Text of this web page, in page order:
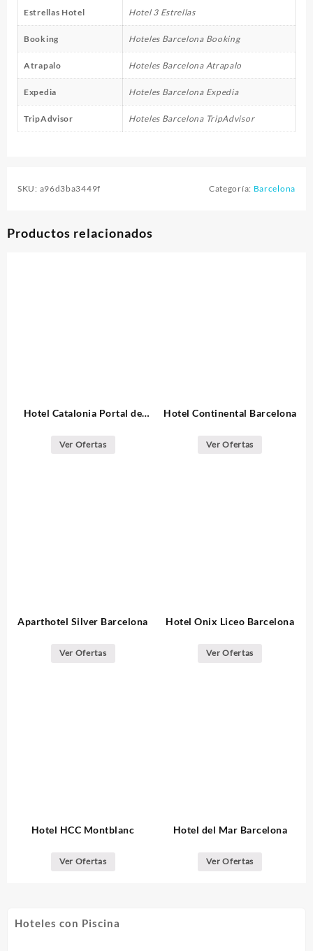
Estrellas Hotel Hotel 3 Estrellas
Booking Hoteles Barcelona Booking
Atrapalo Hoteles Barcelona Atrapalo
Expedia Hoteles Barcelona Expedia
TripAdvisor Hoteles Barcelona TripAdvisor
SKU: a96d3ba3449f Categoría: Barcelona
Productos relacionados
Hotel Catalonia Portal de
Ver Ofertas
Hotel Continental Barcelona
Ver Ofertas
Aparthotel Silver Barcelona
Ver Ofertas
Hotel Onix Liceo Barcelona
Ver Ofertas
Hotel HCC Montblanc
Ver Ofertas
Hotel del Mar Barcelona
Ver Ofertas
Hoteles con Piscina